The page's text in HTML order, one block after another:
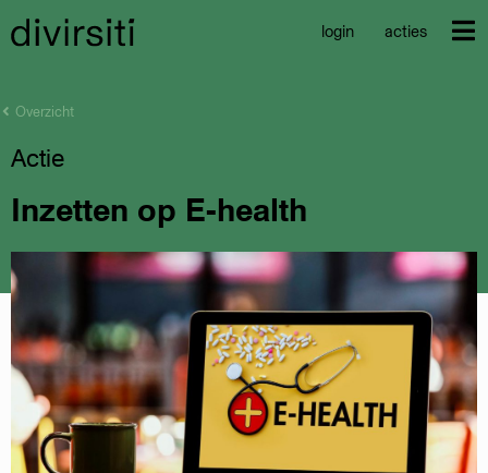
login acties
Overzicht
Actie
Inzetten op E-health